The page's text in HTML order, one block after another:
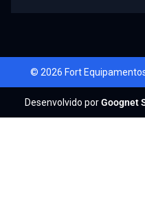
© 2026 Fort
Desenvolvido porGoognet